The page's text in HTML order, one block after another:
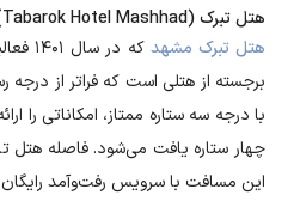
هتل تبرک (Tabarok Hotel Mashhad):
هتل تبرک مشهد
که در
برجسته از هتلی است که فراتر از
با درجه سه ستاره ممتاز، امکاناتی را
این مسافت با سرویس رفت‌وآمد